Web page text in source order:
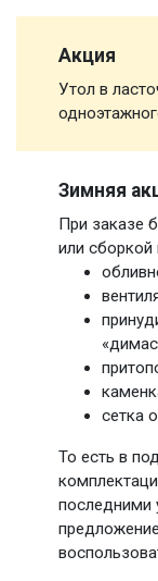
Акция
Утол в
Зимняя
При заказе
или сборкой
сетка
То есть в
последними